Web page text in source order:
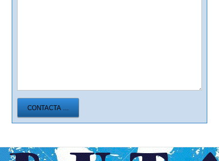
CONTACTA ...